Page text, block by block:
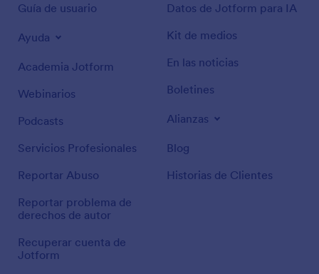
Guía de usuario
Ayuda
Academia Jotform
Webinarios
Podcasts
Servicios Profesionales
Reportar Abuso
Reportar problema de
derechos de autor
Recuperar cuenta de
Jotform
Datos de Jotform para IA
Kit de medios
En las noticias
Boletines
Alianzas
Blog
Historias de Clientes